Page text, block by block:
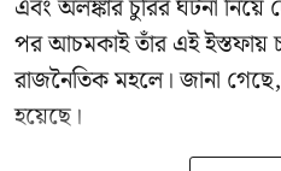
এবং অলঙ্কার চুরির ঘটনা নিয়ে
পর আচমকাই তাঁর এই ইস্তফায়
রাজনৈতিক মহলে। জানা
হয়েছে।